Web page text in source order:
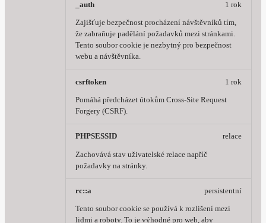
_auth
Zajišťuje bezpečnost procházení návštěvníků tím,
že zabraňuje padělání požadavků mezi stránkami.
Tento soubor cookie je nezbytný pro bezpečnost
webu a návštěvníka.
1 rok
csrftoken
Pomáhá předcházet útokům Cross-Site Request
Forgery (CSRF).
1 rok
PHPSESSID
Zachovává stav uživatelské relace napříč
požadavky na stránky.
relace
rc::a
Tento soubor cookie se používá k rozlišení mezi
lidmi a roboty. To je výhodné pro web, aby
persistentní